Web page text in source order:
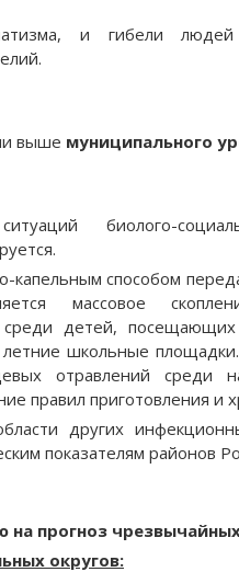
и гибели
выше муниципального
биолого-
капельным способом
массовое
среди детей,
школьные
отравлений среди
правил приготовления и
других
показателям районов
на прогноз
округов: